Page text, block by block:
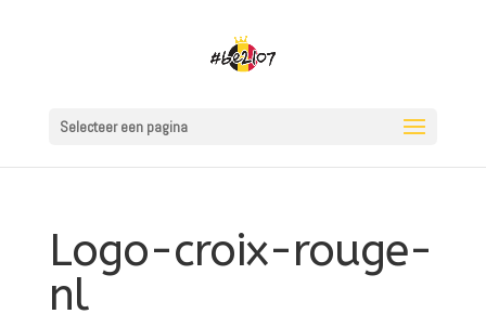
Selecteer een pagina
Logo-croix-rouge-
nl